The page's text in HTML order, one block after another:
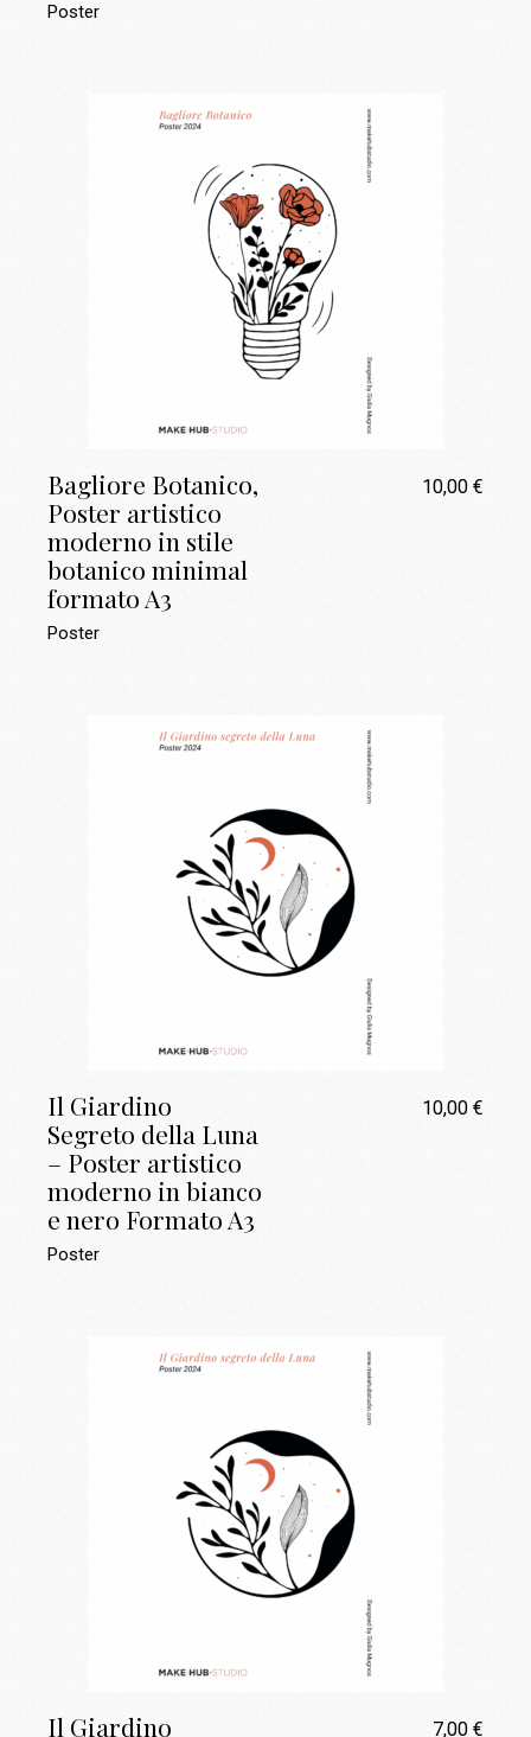
Poster
Bagliore Botanico,
Poster artistico
moderno in stile
botanico minimal
formato A3
10,00 €
Poster
Il Giardino
Segreto della Luna
– Poster artistico
moderno in bianco
e nero Formato A3
10,00 €
Poster
Il Giardino 7,00 €